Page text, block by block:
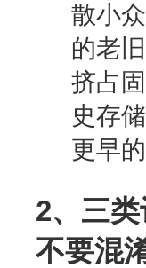
散小
的老
挤占
史存
更早
2、三类
不要混